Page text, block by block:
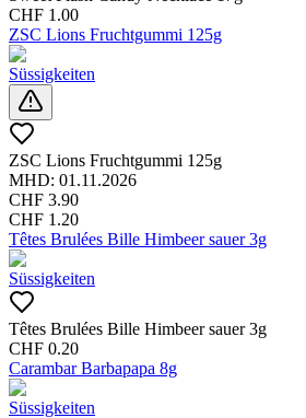
CHF 1.00
ZSC Lions Fruchtgummi 125g
Süssigkeiten
ZSC Lions Fruchtgummi 125g
MHD: 01.11.2026
CHF 3.90
CHF 1.20
Têtes Brulées Bille Himbeer sauer 3g
Süssigkeiten
Têtes Brulées Bille Himbeer sauer 3g
CHF 0.20
Carambar Barbapapa 8g
Süssigkeiten